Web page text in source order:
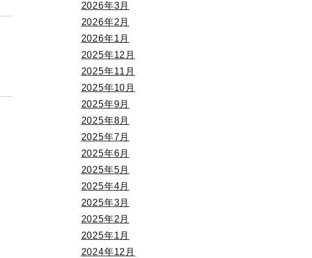
2026年3月
2026年2月
2026年1月
2025年12月
2025年11月
2025年10月
2025年9月
2025年8月
2025年7月
2025年6月
2025年5月
2025年4月
2025年3月
2025年2月
2025年1月
2024年12月